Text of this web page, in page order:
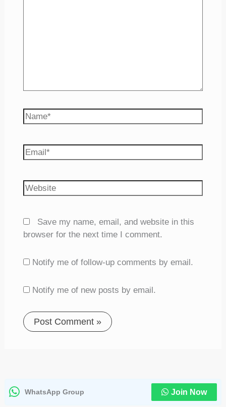
Name*
Email*
Website
Save my name, email, and website in this
browser for the next time I comment.
Notify me of follow-up comments by email.
Notify me of new posts by email.
WhatsApp Group Join Now